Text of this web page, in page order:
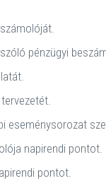
pénzügyi
eseménysorozat
napirendi pontot.
pontot.